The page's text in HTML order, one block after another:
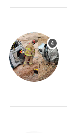
Omate
inversión de
millones
06 DE AGOSTO 2026